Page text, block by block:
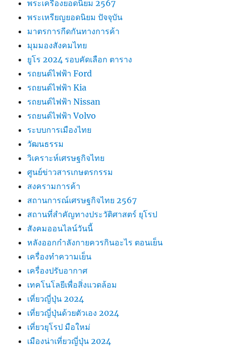
พระเครื่องยอดนิยม 2567
พระเหรียญยอดนิยม ปัจจุบัน
มาตรการกีดกันทางการค้า
มุมมองสังคมไทย
ยูโร 2024 รอบคัดเลือก ตาราง
รถยนต์ไฟฟ้า Ford
รถยนต์ไฟฟ้า Kia
รถยนต์ไฟฟ้า Nissan
รถยนต์ไฟฟ้า Volvo
ระบบการเมืองไทย
วัฒนธรรม
วิเคราะห์เศรษฐกิจไทย
ศูนย์ข่าวสารเกษตรกรรม
สงครามการค้า
สถานการณ์เศรษฐกิจไทย 2567
สถานที่สําคัญทางประวัติศาสตร์ ยุโรป
สังคมออนไลน์วันนี้
หลังออกกําลังกายควรกินอะไร ตอนเย็น
เครื่องทำความเย็น
เครื่องปรับอากาศ
เทคโนโลยีเพื่อสิ่งแวดล้อม
เที่ยวญี่ปุ่น 2024
เที่ยวญี่ปุ่นด้วยตัวเอง 2024
เที่ยวยุโรป มือใหม่
เมืองน่าเที่ยวญี่ปุ่น 2024